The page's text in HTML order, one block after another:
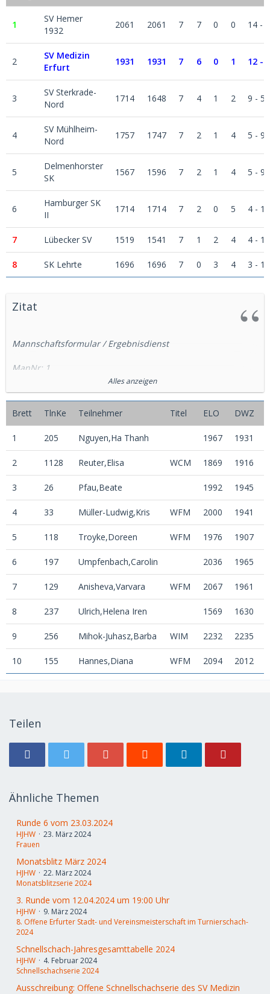
1
SV Hemer
1932
2061 2061 7 7 0 0 14 - 0
2
SV Medizin
Erfurt
1931 1931 7 6 0 1 12 - 2
3
SV Sterkrade-
Nord
1714 1648 7 4 1 2 9 - 5
4
SV Mühlheim-
Nord
1757 1747 7 2 1 4 5 - 9
5
Delmenhorster
SK
1567 1596 7 2 1 4 5 - 9
6
Hamburger SK
II
1714 1714 7 2 0 5 4 - 10
7 Lübecker SV 1519 1541 7 1 2 4 4 - 10
8 SK Lehrte 1696 1696 7 0 3 4 3 - 11
Zitat
Mannschaftsformular / Ergebnisdienst
ManNr: 1
Name: SV Medizin Erfurt
DWZ: 1931
Alles anzeigen
Brett TlnKe Teilnehmer Titel ELO DWZ
1 205 Nguyen,Ha Thanh 1967 1931
2 1128 Reuter,Elisa WCM 1869 1916
3 26 Pfau,Beate 1992 1945
4 33 Müller-Ludwig,Kris WFM 2000 1941
5 118 Troyke,Doreen WFM 1976 1907
6 197 Umpfenbach,Carolin 2036 1965
7 129 Anisheva,Varvara WFM 2067 1961
8 237 Ulrich,Helena Iren 1569 1630
9 256 Mihok-Juhasz,Barba WIM 2232 2235
10 155 Hannes,Diana WFM 2094 2012
Teilen
Ähnliche Themen
Runde 6 vom 23.03.2024
HJHW
23. März 2024
Frauen
Monatsblitz März 2024
HJHW
22. März 2024
Monatsblitzserie 2024
3. Runde vom 12.04.2024 um 19:00 Uhr
HJHW
9. März 2024
8. Offene Erfurter Stadt- und Vereinsmeisterschaft im Turnierschach-
2024
Schnellschach-Jahresgesamttabelle 2024
HJHW
4. Februar 2024
Schnellschachserie 2024
Ausschreibung: Offene Schnellschachserie des SV Medizin